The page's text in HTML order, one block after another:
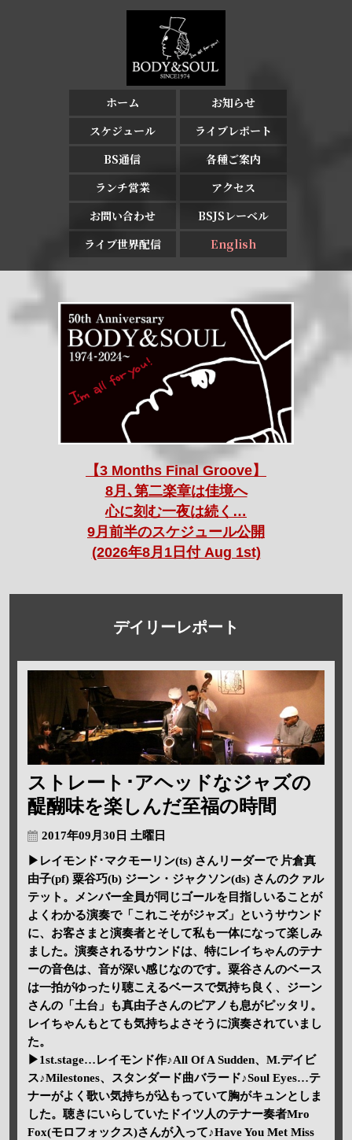
ホーム
お知らせ
スケジュール
ライブレポート
BS通信
各種ご案内
ランチ営業
アクセス
お問い合わせ
BSJSレーベル
ライブ世界配信
English
【3 Months Final Groove】
8月､第二楽章は佳境へ
心に刻む一夜は続く…
9月前半のスケジュール公開
(2026年8月1日付 Aug 1st)
デイリーレポート
ストレート･アヘッドなジャズの
醍醐味を楽しんだ至福の時間
2017年09月30日 土曜日
▶レイモンド･マクモーリン(ts) さんリーダーで 片倉真
由子(pf) 粟谷巧(b) ジーン・ジャクソン(ds) さんのクァル
テット。メンバー全員が同じゴールを目指しいることが
よくわかる演奏で「これこそがジャズ」というサウンド
に、お客さまと演奏者とそして私も一体になって楽しみ
ました。演奏されるサウンドは、特にレイちゃんのテナ
ーの音色は、音が深い感じなのです。粟谷さんのベース
は一拍がゆったり聴こえるベースで気持ち良く、ジーン
さんの「土台」も真由子さんのピアノも息がピッタリ。
レイちゃんもとても気持ちよさそうに演奏されていまし
た。
▶1st.stage…レイモンド作♪All Of A Sudden、M.デイビ
ス♪Milestones、スタンダード曲バラード♪Soul Eyes…テ
ナーがよく歌い気持ちが込もっていて胸がキュンとしま
した。聴きにいらしていたドイツ人のテナー奏者Mro
Fox(モロフォックス)さんが入って♪Have You Met Miss